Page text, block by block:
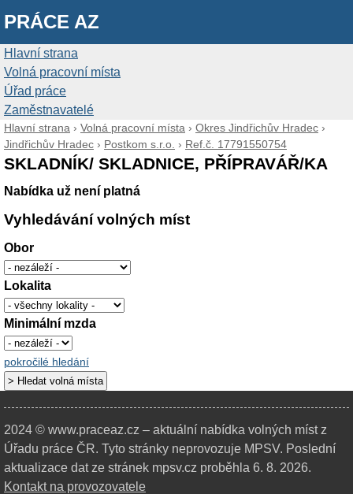
PRÁCE AZ
Hlavní strana
Volná pracovní místa
Úřad práce
Zaměstnavatelé
Hlavní strana › Volná pracovní místa › Okres Jindřichův Hradec ›
Jindřichův Hradec › Postkom s.r.o. › Ref.č. 17791550754
SKLADNÍK/ SKLADNICE, PŘÍPRAVÁŘ/KA
Nabídka už není platná
Vyhledávání volných míst
Obor
Lokalita
Minimální mzda
pokročilé hledání
2024 © www.praceaz.cz – aktuální nabídka volných míst z
Úřadu práce ČR. Tyto stránky neprovozuje MPSV. Poslední
aktualizace dat ze stránek mpsv.cz proběhla 6. 8. 2026.
Kontakt na provozovatele